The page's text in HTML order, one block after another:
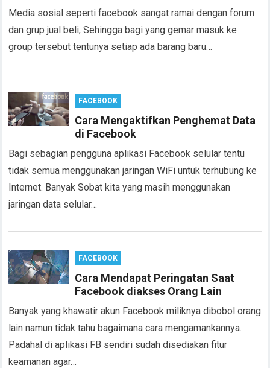
Media sosial seperti facebook sangat ramai dengan forum
dan grup jual beli, Sehingga bagi yang gemar masuk ke
group tersebut tentunya setiap ada barang baru…
FACEBOOK
Cara Mengaktifkan Penghemat Data
di Facebook
Bagi sebagian pengguna aplikasi Facebook selular tentu
tidak semua menggunakan jaringan WiFi untuk terhubung ke
Internet. Banyak Sobat kita yang masih menggunakan
jaringan data selular…
FACEBOOK
Cara Mendapat Peringatan Saat
Facebook diakses Orang Lain
Banyak yang khawatir akun Facebook miliknya dibobol orang
lain namun tidak tahu bagaimana cara mengamankannya.
Padahal di aplikasi FB sendiri sudah disediakan fitur
keamanan agar…